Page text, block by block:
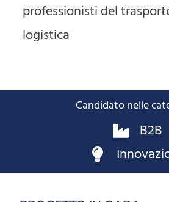
professionisti del
logistica
Candidato nelle
B2B